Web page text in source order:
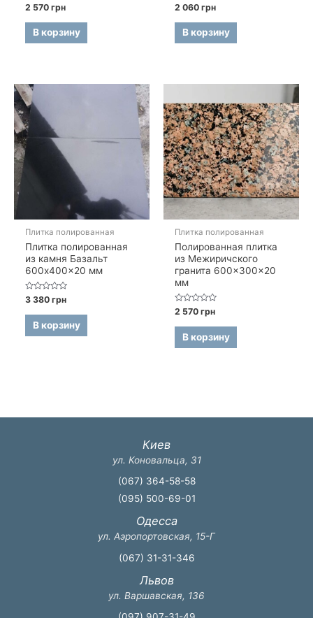
Оценка
0
из
2 570грн
В корзину
Оценка
0
из
2 060грн
В корзину
Плитка полированная
Плитка полированная
из камня Базальт
600x400x20 мм
Оценка
0
из
3 380грн
В корзину
Плитка полированная
Полированная плитка
из Межиричского
гранита 600×300×20
мм
Оценка
0
из
2 570грн
В корзину
Киев
ул. Коновальца, 31
(067) 364-58-58
(095) 500-69-01
Одесса
ул. Аэропортовская, 15-Г
(067) 31-31-346
Львов
ул. Варшавская, 136